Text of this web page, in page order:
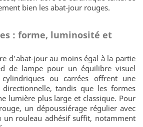
bien les abat-jour rouges.
: forme, luminosité et
d’abat-jour au moins égal à la partie
de lampe pour un équilibre visuel
ou carrées offrent une
tandis que les formes
lumière plus large et classique. Pour
un dépoussiérage régulier avec
un rouleau adhésif suffit, notamment